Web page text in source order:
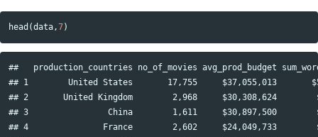
head (data ,7)
##   production_countries no_of_movies avg_prod_budget
## 1        United States       17,755     $37,055,013
## 2       United Kingdom        2,968     $30,308,624
## 3                China        1,611     $30,897,500
## 4               France        2,602     $24,049,733